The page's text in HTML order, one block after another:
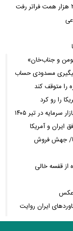
و جناب‌خان»
را متوقف کند
را رو کرد
در تیر ۱۴۰۵
جهش فروش
از قفسه خالی
عکس
ایران روایت